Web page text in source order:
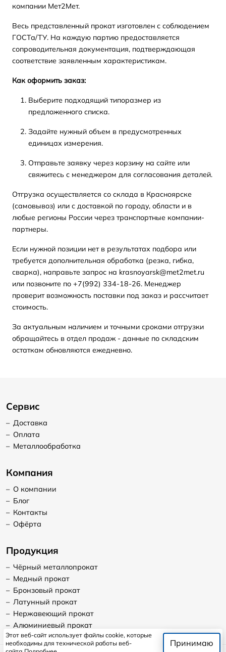
компании Мет2Мет.
Весь представленный прокат изготовлен с соблюдением
ГОСТа/ТУ. На каждую партию предоставляется
сопроводительная документация, подтверждающая
соответствие заявленным характеристикам.
Как оформить заказ:
Выберите подходящий типоразмер из
предложенного списка.
Задайте нужный объем в предусмотренных
единицах измерения.
Отправьте заявку через корзину на сайте или
свяжитесь с менеджером для согласования деталей.
Отгрузка осуществляется со склада в Красноярске
(самовывоз) или с доставкой по городу, области и в
любые регионы России через транспортные компании-
партнеры.
Если нужной позиции нет в результатах подбора или
требуется дополнительная обработка (резка, гибка,
сварка), направьте запрос на krasnoyarsk@met2met.ru
или позвоните по +7(992) 334-18-26. Менеджер
проверит возможность поставки под заказ и рассчитает
стоимость.
За актуальным наличием и точными сроками отгрузки
обращайтесь в отдел продаж - данные по складским
остаткам обновляются ежедневно.
Сервис
– Доставка
– Оплата
– Металлообработка
Компания
– О компании
– Блог
– Контакты
– Офёрта
Продукция
– Чёрный металлопрокат
– Медный прокат
– Бронзовый прокат
– Латунный прокат
– Нержавеющий прокат
– Алюминиевый прокат
Этот веб-сайт использует файлы cookie, которые
необходимы для технической работы веб-
Принимаю